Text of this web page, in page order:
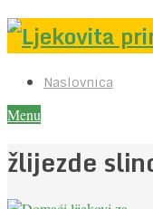
Naslovnica
Menu
žlijezde